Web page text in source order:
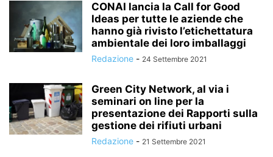
CONAI lancia la Call for Good
Ideas per tutte le aziende che
hanno già rivisto l’etichettatura
ambientale dei loro imballaggi
Redazione - 24 Settembre 2021
Green City Network, al via i
seminari on line per la
presentazione dei Rapporti sulla
gestione dei rifiuti urbani
Redazione - 21 Settembre 2021